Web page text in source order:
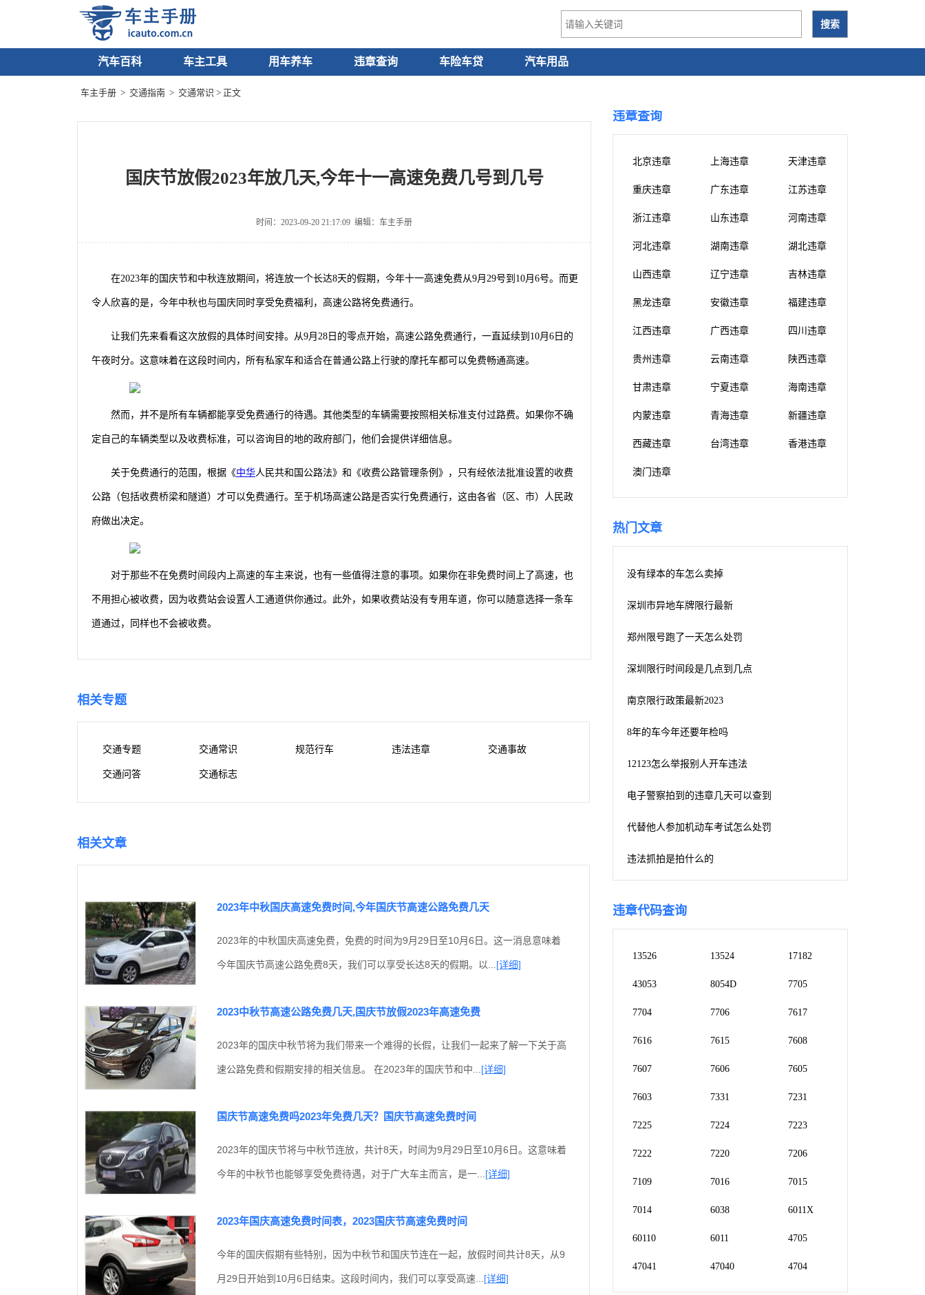
汽车百科 车主工具 用车养车 违章查询 车险车贷 汽车用品
车主手册 > 交通指南 > 交通常识 > 正文
国庆节放假2023年放几天,今年十一高速免费几号到几号
时间：2023-09-20 21:17:09 编辑：车主手册
在2023年的国庆节和中秋连放期间，将连放一个长达8天的假期，今年十一高速免费从9月29号到10月6号。而更
令人欣喜的是，今年中秋也与国庆同时享受免费福利，高速公路将免费通行。
让我们先来看看这次放假的具体时间安排。从9月28日的零点开始，高速公路免费通行，一直延续到10月6日的
午夜时分。这意味着在这段时间内，所有私家车和适合在普通公路上行驶的摩托车都可以免费畅通高速。
然而，并不是所有车辆都能享受免费通行的待遇。其他类型的车辆需要按照相关标准支付过路费。如果你不确
定自己的车辆类型以及收费标准，可以咨询目的地的政府部门，他们会提供详细信息。
关于免费通行的范围，根据《中华人民共和国公路法》和《收费公路管理条例》，只有经依法批准设置的收费
公路（包括收费桥梁和隧道）才可以免费通行。至于机场高速公路是否实行免费通行，这由各省（区、市）人民政
府做出决定。
对于那些不在免费时间段内上高速的车主来说，也有一些值得注意的事项。如果你在非免费时间上了高速，也
不用担心被收费，因为收费站会设置人工通道供你通过。此外，如果收费站没有专用车道，你可以随意选择一条车
道通过，同样也不会被收费。
相关专题
交通专题 交通常识 规范行车 违法违章 交通事故
交通问答 交通标志
相关文章
2023年中秋国庆高速免费时间,今年国庆节高速公路免费几天
2023年的中秋国庆高速免费，免费的时间为9月29日至10月6日。这一消息意味着
今年国庆节高速公路免费8天，我们可以享受长达8天的假期。以... [详细]
2023中秋节高速公路免费几天,国庆节放假2023年高速免费
2023年的国庆中秋节将为我们带来一个难得的长假，让我们一起来了解一下关于高
速公路免费和假期安排的相关信息。 在2023年的国庆节和中... [详细]
国庆节高速免费吗2023年免费几天？国庆节高速免费时间
2023年的国庆节将与中秋节连放，共计8天，时间为9月29日至10月6日。这意味着
今年的中秋节也能够享受免费待遇，对于广大车主而言，是一... [详细]
2023年国庆高速免费时间表，2023国庆节高速免费时间
今年的国庆假期有些特别，因为中秋节和国庆节连在一起，放假时间共计8天，从9
月29日开始到10月6日结束。这段时间内，我们可以享受高速... [详细]
违章查询
北京违章 上海违章 天津违章
重庆违章 广东违章 江苏违章
浙江违章 山东违章 河南违章
河北违章 湖南违章 湖北违章
山西违章 辽宁违章 吉林违章
黑龙违章 安徽违章 福建违章
江西违章 广西违章 四川违章
贵州违章 云南违章 陕西违章
甘肃违章 宁夏违章 海南违章
内蒙违章 青海违章 新疆违章
西藏违章 台湾违章 香港违章
澳门违章
热门文章
没有绿本的车怎么卖掉
深圳市异地车牌限行最新
郑州限号跑了一天怎么处罚
深圳限行时间段是几点到几点
南京限行政策最新2023
8年的车今年还要年检吗
12123怎么举报别人开车违法
电子警察拍到的违章几天可以查到
代替他人参加机动车考试怎么处罚
违法抓拍是拍什么的
违章代码查询
13526 13524 17182
43053 8054D 7705
7704 7706 7617
7616 7615 7608
7607 7606 7605
7603 7331 7231
7225 7224 7223
7222 7220 7206
7109 7016 7015
7014 6038 6011X
60110 6011 4705
47041 47040 4704